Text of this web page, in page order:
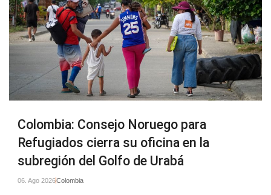
Colombia: Consejo Noruego para
Refugiados cierra su oficina en la
subregión del Golfo de Urabá
06. Ago 2026Colombia